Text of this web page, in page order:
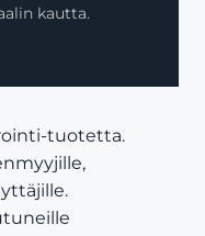
kautta.
tuotetta.